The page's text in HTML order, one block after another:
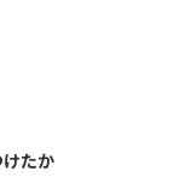
たか